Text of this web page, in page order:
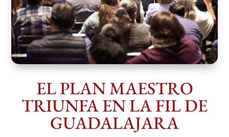
EL PLAN MAESTRO
TRIUNFA EN LA FIL DE
GUADALAJARA